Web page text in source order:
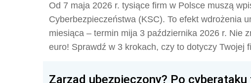
Od 7 maja 2026 r. tysiące firm w Polsce muszą
Cyberbezpieczeństwa (KSC). To efekt wdrożenia
miesiąca – termin mija 3 października 2026 r. Nie
euro! Sprawdź w 3 krokach, czy to dotyczy Twojej
Zarząd ubezpieczony? Po